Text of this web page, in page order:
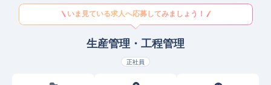
いま見ている求人へ応募してみましょう！
生産管理・工程管理
正社員